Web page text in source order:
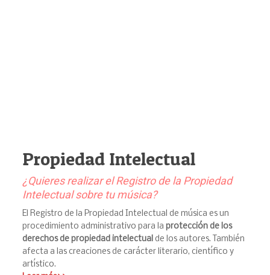
Propiedad Intelectual
¿Quieres realizar el Registro de la Propiedad
Intelectual sobre tu música?
El Registro de la Propiedad Intelectual de música es un
procedimiento administrativo para la protección de los
derechos de propiedad intelectualde los autores. También
afecta a las creaciones de carácter literario, científico y
artístico.